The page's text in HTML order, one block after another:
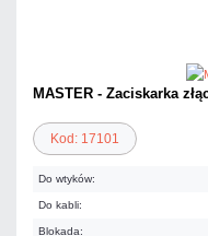
MASTER - Zaciskarka
Kod: 17101
Do wtyków:
Do kabli:
Blokada: